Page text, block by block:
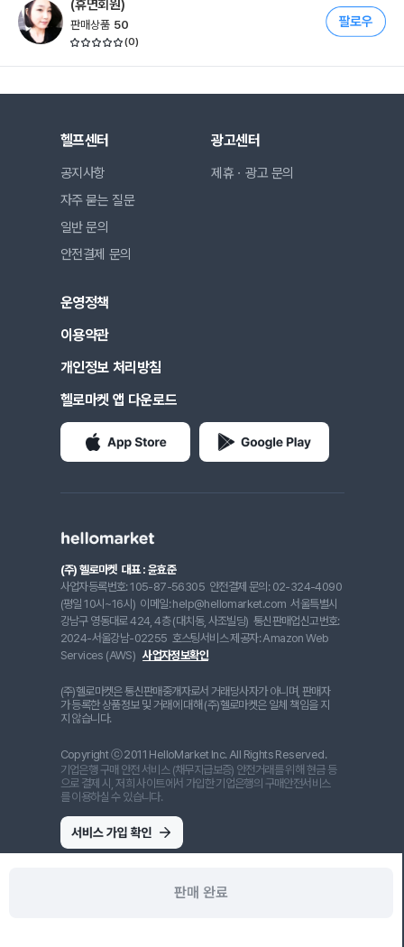
판매 완료
(휴면회원)
판매상품 50
(0)
헬프센터
공지사항
자주 묻는 질문
일반 문의
안전결제 문의
광고센터
제휴ㆍ광고 문의
운영정책
이용약관
개인정보 처리방침
헬로마켓 앱 다운로드
(주) 헬로마켓 대표 : 윤효준
사업자등록번호: 105-87-56305 안전결제 문의: 02-324-4090
(평일 10시~16시) 이메일: help@hellomarket.com 서울특별시
강남구 영동대로 424, 4층 (대치동, 사조빌딩) 통신판매업신고번호:
2024-서울강남-02255 호스팅서비스 제공자: Amazon Web
Services (AWS) 사업자정보확인
(주)헬로마켓은 통신판매중개자로서 거래당사자가 아니며, 판매자
가 등록한 상품정보 및 거래에 대해 (주)헬로마켓은 일체 책임을 지
지 않습니다.
Copyright ⓒ 2011 HelloMarket Inc. All Rights Reserved.
기업은행 구매 안전 서비스 (채무지급보증) 안전거래를 위해 현금 등
으로 결제 시, 저희 사이트에서 가입한 기업은행의 구매안전서비스
를 이용하실 수 있습니다.